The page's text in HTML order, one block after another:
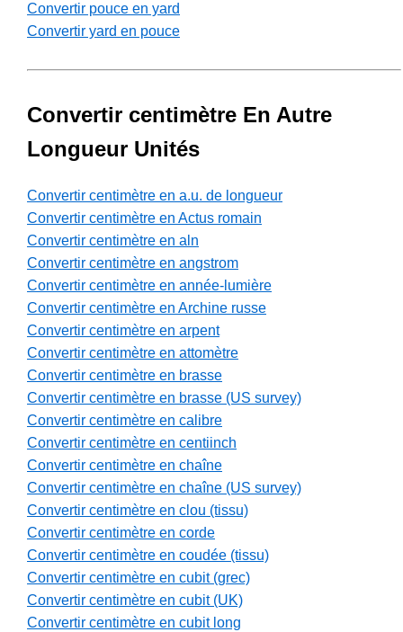
Convertir pouce en yard
Convertir yard en pouce
Convertir centimètre En Autre
Longueur Unités
Convertir centimètre en a.u. de longueur
Convertir centimètre en Actus romain
Convertir centimètre en aln
Convertir centimètre en angstrom
Convertir centimètre en année-lumière
Convertir centimètre en Archine russe
Convertir centimètre en arpent
Convertir centimètre en attomètre
Convertir centimètre en brasse
Convertir centimètre en brasse (US survey)
Convertir centimètre en calibre
Convertir centimètre en centiinch
Convertir centimètre en chaîne
Convertir centimètre en chaîne (US survey)
Convertir centimètre en clou (tissu)
Convertir centimètre en corde
Convertir centimètre en coudée (tissu)
Convertir centimètre en cubit (grec)
Convertir centimètre en cubit (UK)
Convertir centimètre en cubit long